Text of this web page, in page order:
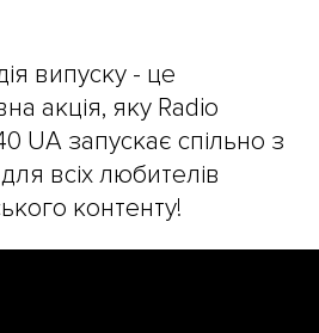
випуску - це
акція, яку Radio
UA запускає спільно з
всіх любителів
контенту!